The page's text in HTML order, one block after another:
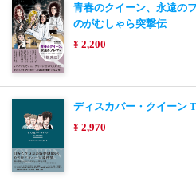
青春のクイーン、永遠の
のがむしゃら突撃伝
¥ 2,200
ディスカバー・クイーン
¥ 2,970